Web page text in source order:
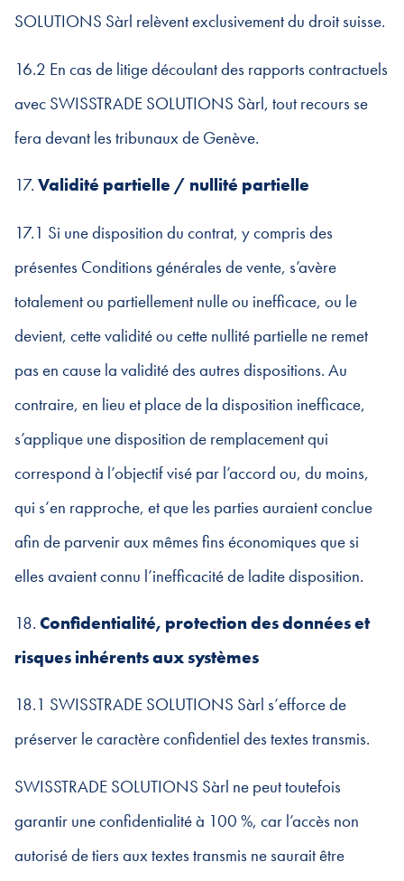
SOLUTIONS Sàrl relèvent exclusivement du droit suisse.
16.2 En cas de litige découlant des rapports contractuels
avec SWISSTRADE SOLUTIONS Sàrl, tout recours se
fera devant les tribunaux de Genève.
17. Validité partielle / nullité partielle
17.1 Si une disposition du contrat, y compris des
présentes Conditions générales de vente, s’avère
totalement ou partiellement nulle ou inefficace, ou le
devient, cette validité ou cette nullité partielle ne remet
pas en cause la validité des autres dispositions. Au
contraire, en lieu et place de la disposition inefficace,
s’applique une disposition de remplacement qui
correspond à l’objectif visé par l’accord ou, du moins,
qui s’en rapproche, et que les parties auraient conclue
afin de parvenir aux mêmes fins économiques que si
elles avaient connu l’inefficacité de ladite disposition.
18. Confidentialité, protection des données et
risques inhérents aux systèmes
18.1 SWISSTRADE SOLUTIONS Sàrl s’efforce de
préserver le caractère confidentiel des textes transmis.
SWISSTRADE SOLUTIONS Sàrl ne peut toutefois
garantir une confidentialité à 100 %, car l’accès non
autorisé de tiers aux textes transmis ne saurait être